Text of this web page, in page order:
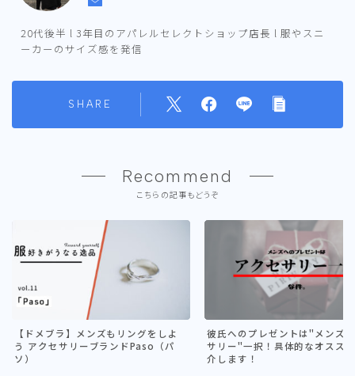
20代後半 l 3年目のアパレルセレクトショップ店長 l 服やスニ
ーカーのサイズ感を発信
SHARE
Recommend
こちらの記事もどうぞ
【ドメブラ】メンズもリングをしよ
う アクセサリーブランドPaso（パ
ソ）
彼氏へのプレゼントは"メンズ
サリー"一択！具体的なオスス
介します！